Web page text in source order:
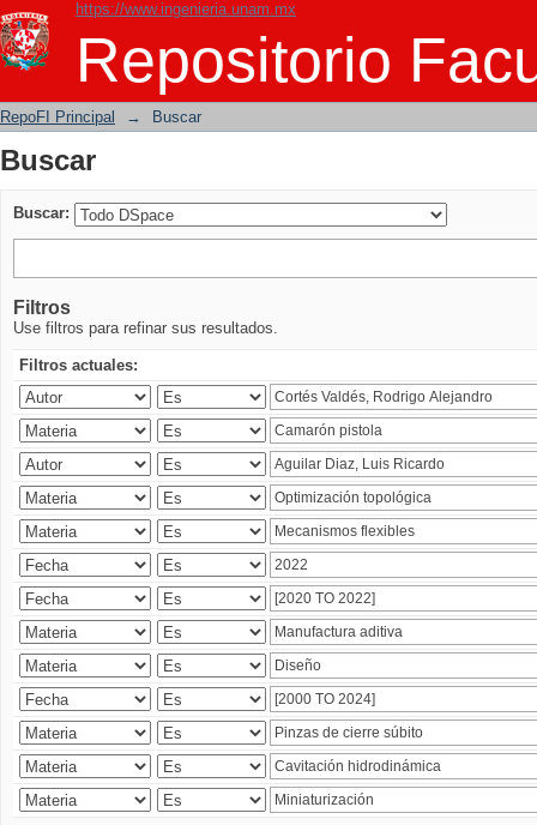
https://www.ingenieria.unam.mx
Repositorio
Buscar
RepoFI Principal → Buscar
Buscar
Buscar:
Filtros
Use filtros para refinar sus resultados.
Filtros actuales: